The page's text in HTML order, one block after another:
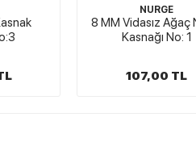
8 MM Vidasız Ağaç Nakış
Kasnağı No: 1
107,00 TL